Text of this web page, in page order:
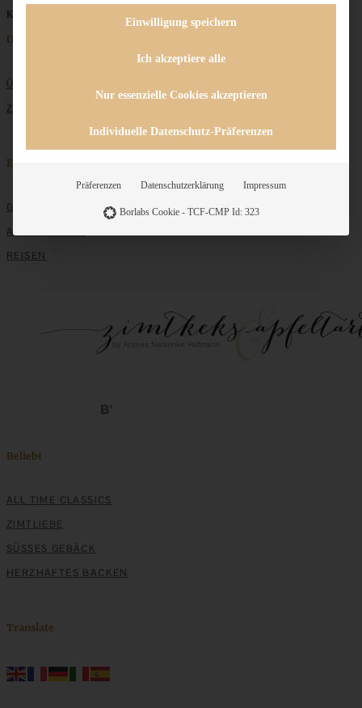
Keine Beiträge gefunden
Unternehmen
ÜBER MICH
ZUSAMMENARBEIT
Entdecken
GRUNDLAGEN
ALLE REZEPTE
REISEN
Beliebt
ALL TIME CLASSICS
ZIMTLIEBE
SÜSSES GEBÄCK
HERZHAFTES BACKEN
Translate
Einwilligung speichern
Ich akzeptiere alle
Nur essenzielle Cookies akzeptieren
Individuelle Datenschutz-Präferenzen
Präferenzen Datenschutzerklärung Impressum
Borlabs Cookie - TCF-CMP Id: 323